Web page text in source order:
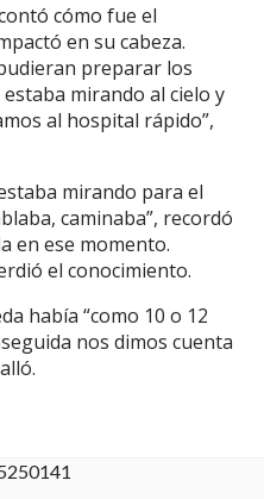
cómo fue el
en su cabeza.
preparar los
mirando al cielo y
al hospital rápido”,
mirando para el
caminaba”, recordó
en ese momento.
el conocimiento.
había “como 10 o 12
nos dimos cuenta